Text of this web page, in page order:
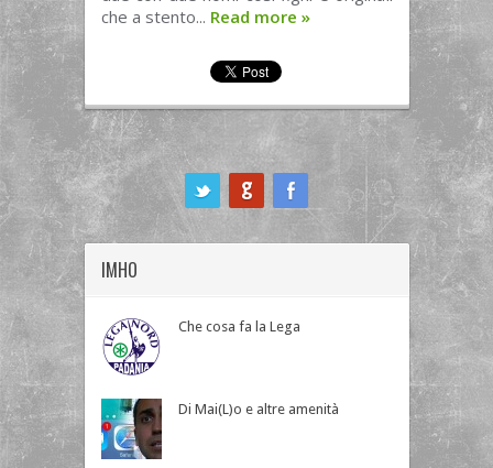
che a stento... Read more »
IMHO
Che cosa fa la Lega
Di Mai(L)o e altre amenità